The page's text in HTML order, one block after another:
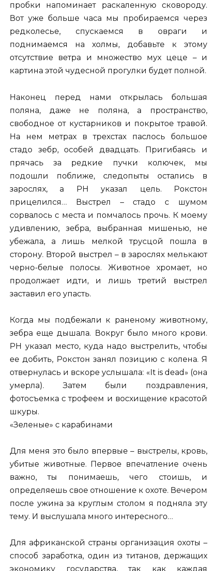
пробки напоминает раскаленную сковороду.
Вот уже больше часа мы пробираемся через
редколесье, спускаемся в овраги и
поднимаемся на холмы, добавьте к этому
отсутствие ветра и множество мух цеце – и
картина этой чудесной прогулки будет полной.
Наконец перед нами открылась большая
поляна, даже не поляна, а пространство,
свободное от кустарников и покрытое травой.
На нем метрах в трехстах паслось большое
стадо зебр, особей двадцать. Пригибаясь и
прячась за редкие пучки колючек, мы
подошли поближе, следопыты остались в
зарослях, а PH указал цель. Рокстон
прицелился… Выстрел – стадо с шумом
сорвалось с места и помчалось прочь. К моему
удивлению, зебра, выбранная мишенью, не
убежала, а лишь мелкой трусцой пошла в
сторону. Второй выстрел – в зарослях мелькают
черно-белые полосы. Животное хромает, но
продолжает идти, и лишь третий выстрел
заставил его упасть.
Когда мы подбежали к раненому животному,
зебра еще дышала. Вокруг было много крови.
PH указал место, куда надо выстрелить, чтобы
ее добить, Рокстон занял позицию с колена. Я
отвернулась и вскоре услышала: «It is dead» (она
умерла). Затем были поздравления,
фотосъемка с трофеем и восхищение красотой
шкуры.
«Зеленые» с карабинами
Для меня это было впервые – выстрелы, кровь,
убитые животные. Первое впечатление очень
важно, ты понимаешь, чего стоишь, и
определяешь свое отношение к охоте. Вечером
после ужина за круглым столом я подняла эту
тему. И выслушала много интересного…
Для африканской страны организация охоты –
способ заработка, один из титанов, держащих
экономику государства, так как каждая